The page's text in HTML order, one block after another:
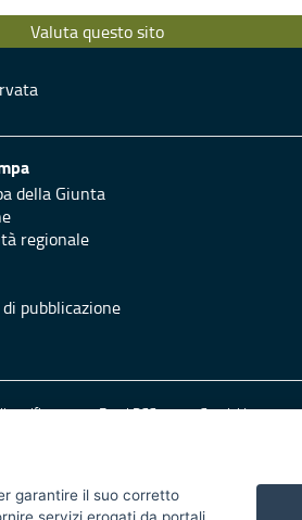
Valuta questo sito
della Giunta
regionale
pubblicazione
notifica Feed RSS Servizi Intranet
garantire il suo corretto